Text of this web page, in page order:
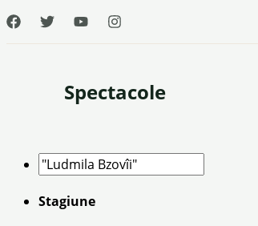
Spectacole
Stagiune